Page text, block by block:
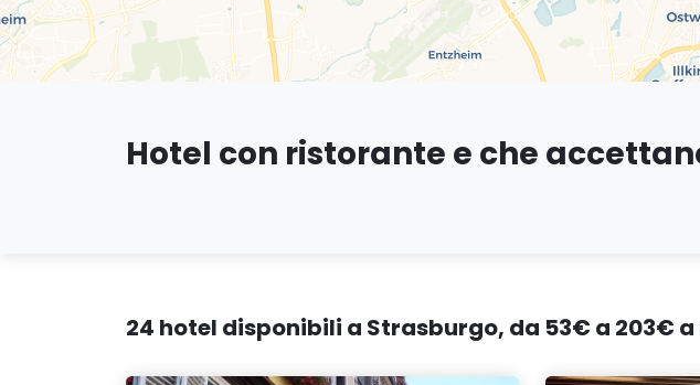
Hotel con ristorante e che
24 hotel disponibili a Strasburgo, da 53€ a 203€